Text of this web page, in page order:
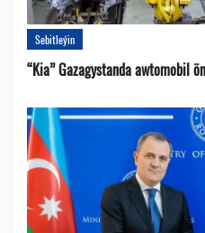
Sebitleýin
“Kia” Gazagystanda awtomobil